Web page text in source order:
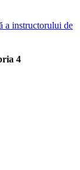
a instructorului de
4